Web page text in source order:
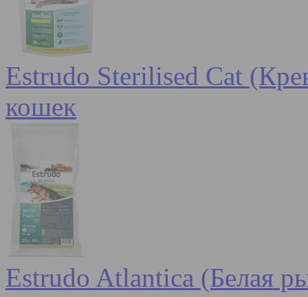
Estrudo Sterilised Cat
кошек
Estrudo Atlantica (Белая